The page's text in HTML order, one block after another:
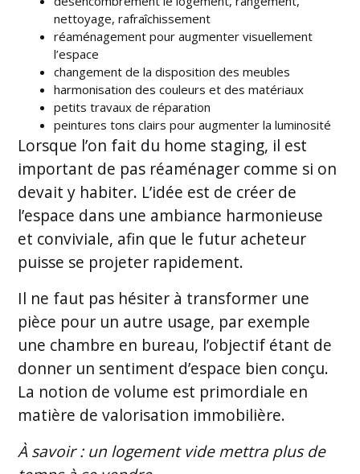
nettoyage, rafraîchissement
réaménagement pour augmenter visuellement
l’espace
changement de la disposition des meubles
harmonisation des couleurs et des matériaux
petits travaux de réparation
peintures tons clairs pour augmenter la luminosité
Lorsque l’on fait du home staging, il est
important de pas réaménager comme si on
devait y habiter. L’idée est de créer de
l’espace dans une ambiance harmonieuse
et conviviale, afin que le futur acheteur
puisse se projeter rapidement.
Il ne faut pas hésiter à transformer une
pièce pour un autre usage, par exemple
une chambre en bureau, l’objectif étant de
donner un sentiment d’espace bien conçu.
La notion de volume est primordiale en
matière de valorisation immobilière.
À savoir : un logement vide mettra plus de